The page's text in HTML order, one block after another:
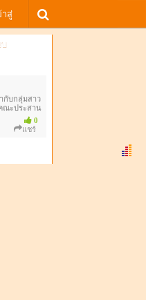
าสู่
0
กับกลุ่มสาว
ณะประสาน
ว
แชร์